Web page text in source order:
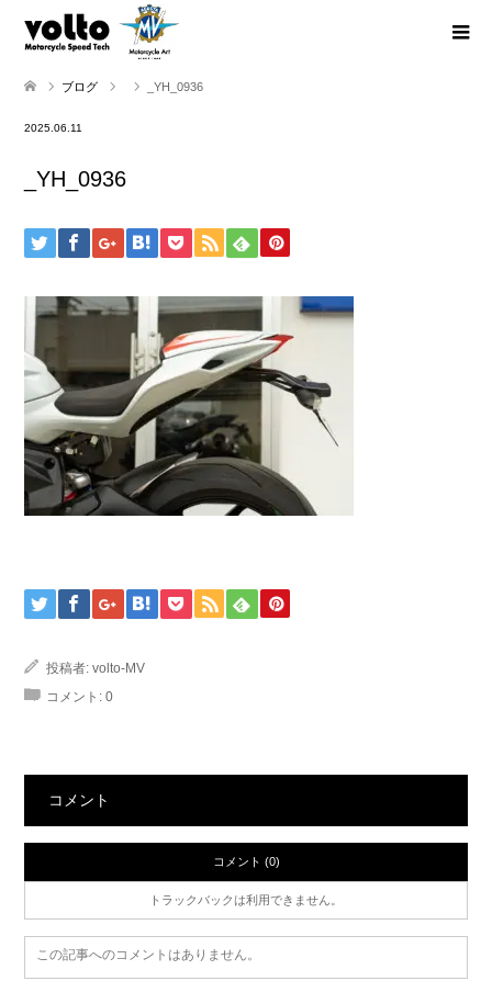
ブログ _YH_0936
2025.06.11
_YH_0936
投稿者: volto-MV
コメント: 0
コメント
コメント (0)
トラックバックは利用できません。
この記事へのコメントはありません。